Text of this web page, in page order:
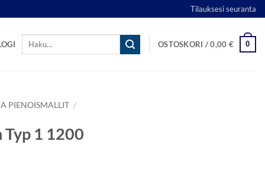
Tilauksesi seuranta
Etsi:
OSTOSKORI /0,00 € 0
PIENOISMALLIT /
1 1200